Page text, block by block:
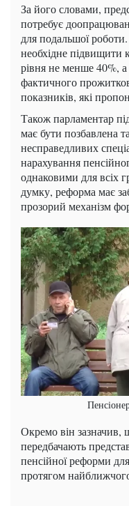
За його словами,
потребує
для подальшої
необхідне підвищити
рівня не менше 40%,
фактичного
показників, які
Також парламентар
має бути позбавлена
несправедливих
нарахування
однаковими для всіх
думку, реформа має
прозорий механізм
Окремо він зазначив,
передбачають
пенсійної реформи
протягом